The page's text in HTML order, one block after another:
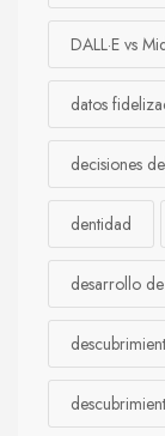
DALL·E vs
datos
decisiones
dentidad
desarrollo